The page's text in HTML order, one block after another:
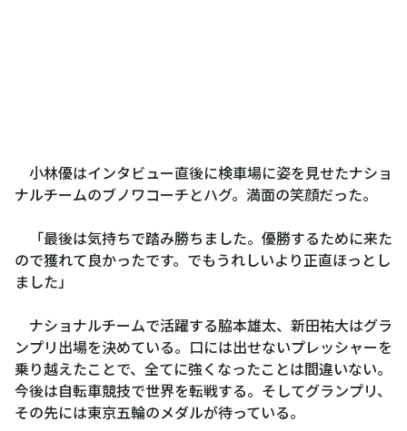
小林優はインタビュー直後に検車場に姿を見せたナショ
ナルチームのブノワコーチとハグ。満面の笑顔だった。
「最後は気持ちで踏み勝ちました。優勝するために来た
ので獲れて良かったです。でもうれしいより正直ほっとし
ました」
ナショナルチームで活躍する脇本雄太、新田祐大はグラ
ンプリ出場を決めている。口には出せないプレッシャーを
乗り越えたことで、全てに強くなったことは間違いない。
今後は自転車競技で世界を転戦する。そしてグランプリ、
その先には東京五輪のメダルが待っている。